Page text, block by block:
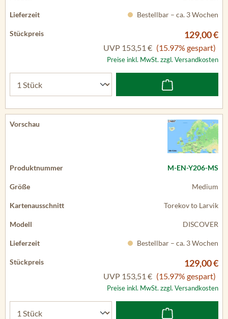
Bestellbar – ca. 3 Wochen
129,00 €
UVP 153,51 € (15.97% gespart)
Preise inkl. MwSt. zzgl. Versandkosten
M-EN-Y206-MS
Medium
Torekov to Larvik
DISCOVER
Bestellbar – ca. 3 Wochen
129,00 €
UVP 153,51 € (15.97% gespart)
Preise inkl. MwSt. zzgl. Versandkosten